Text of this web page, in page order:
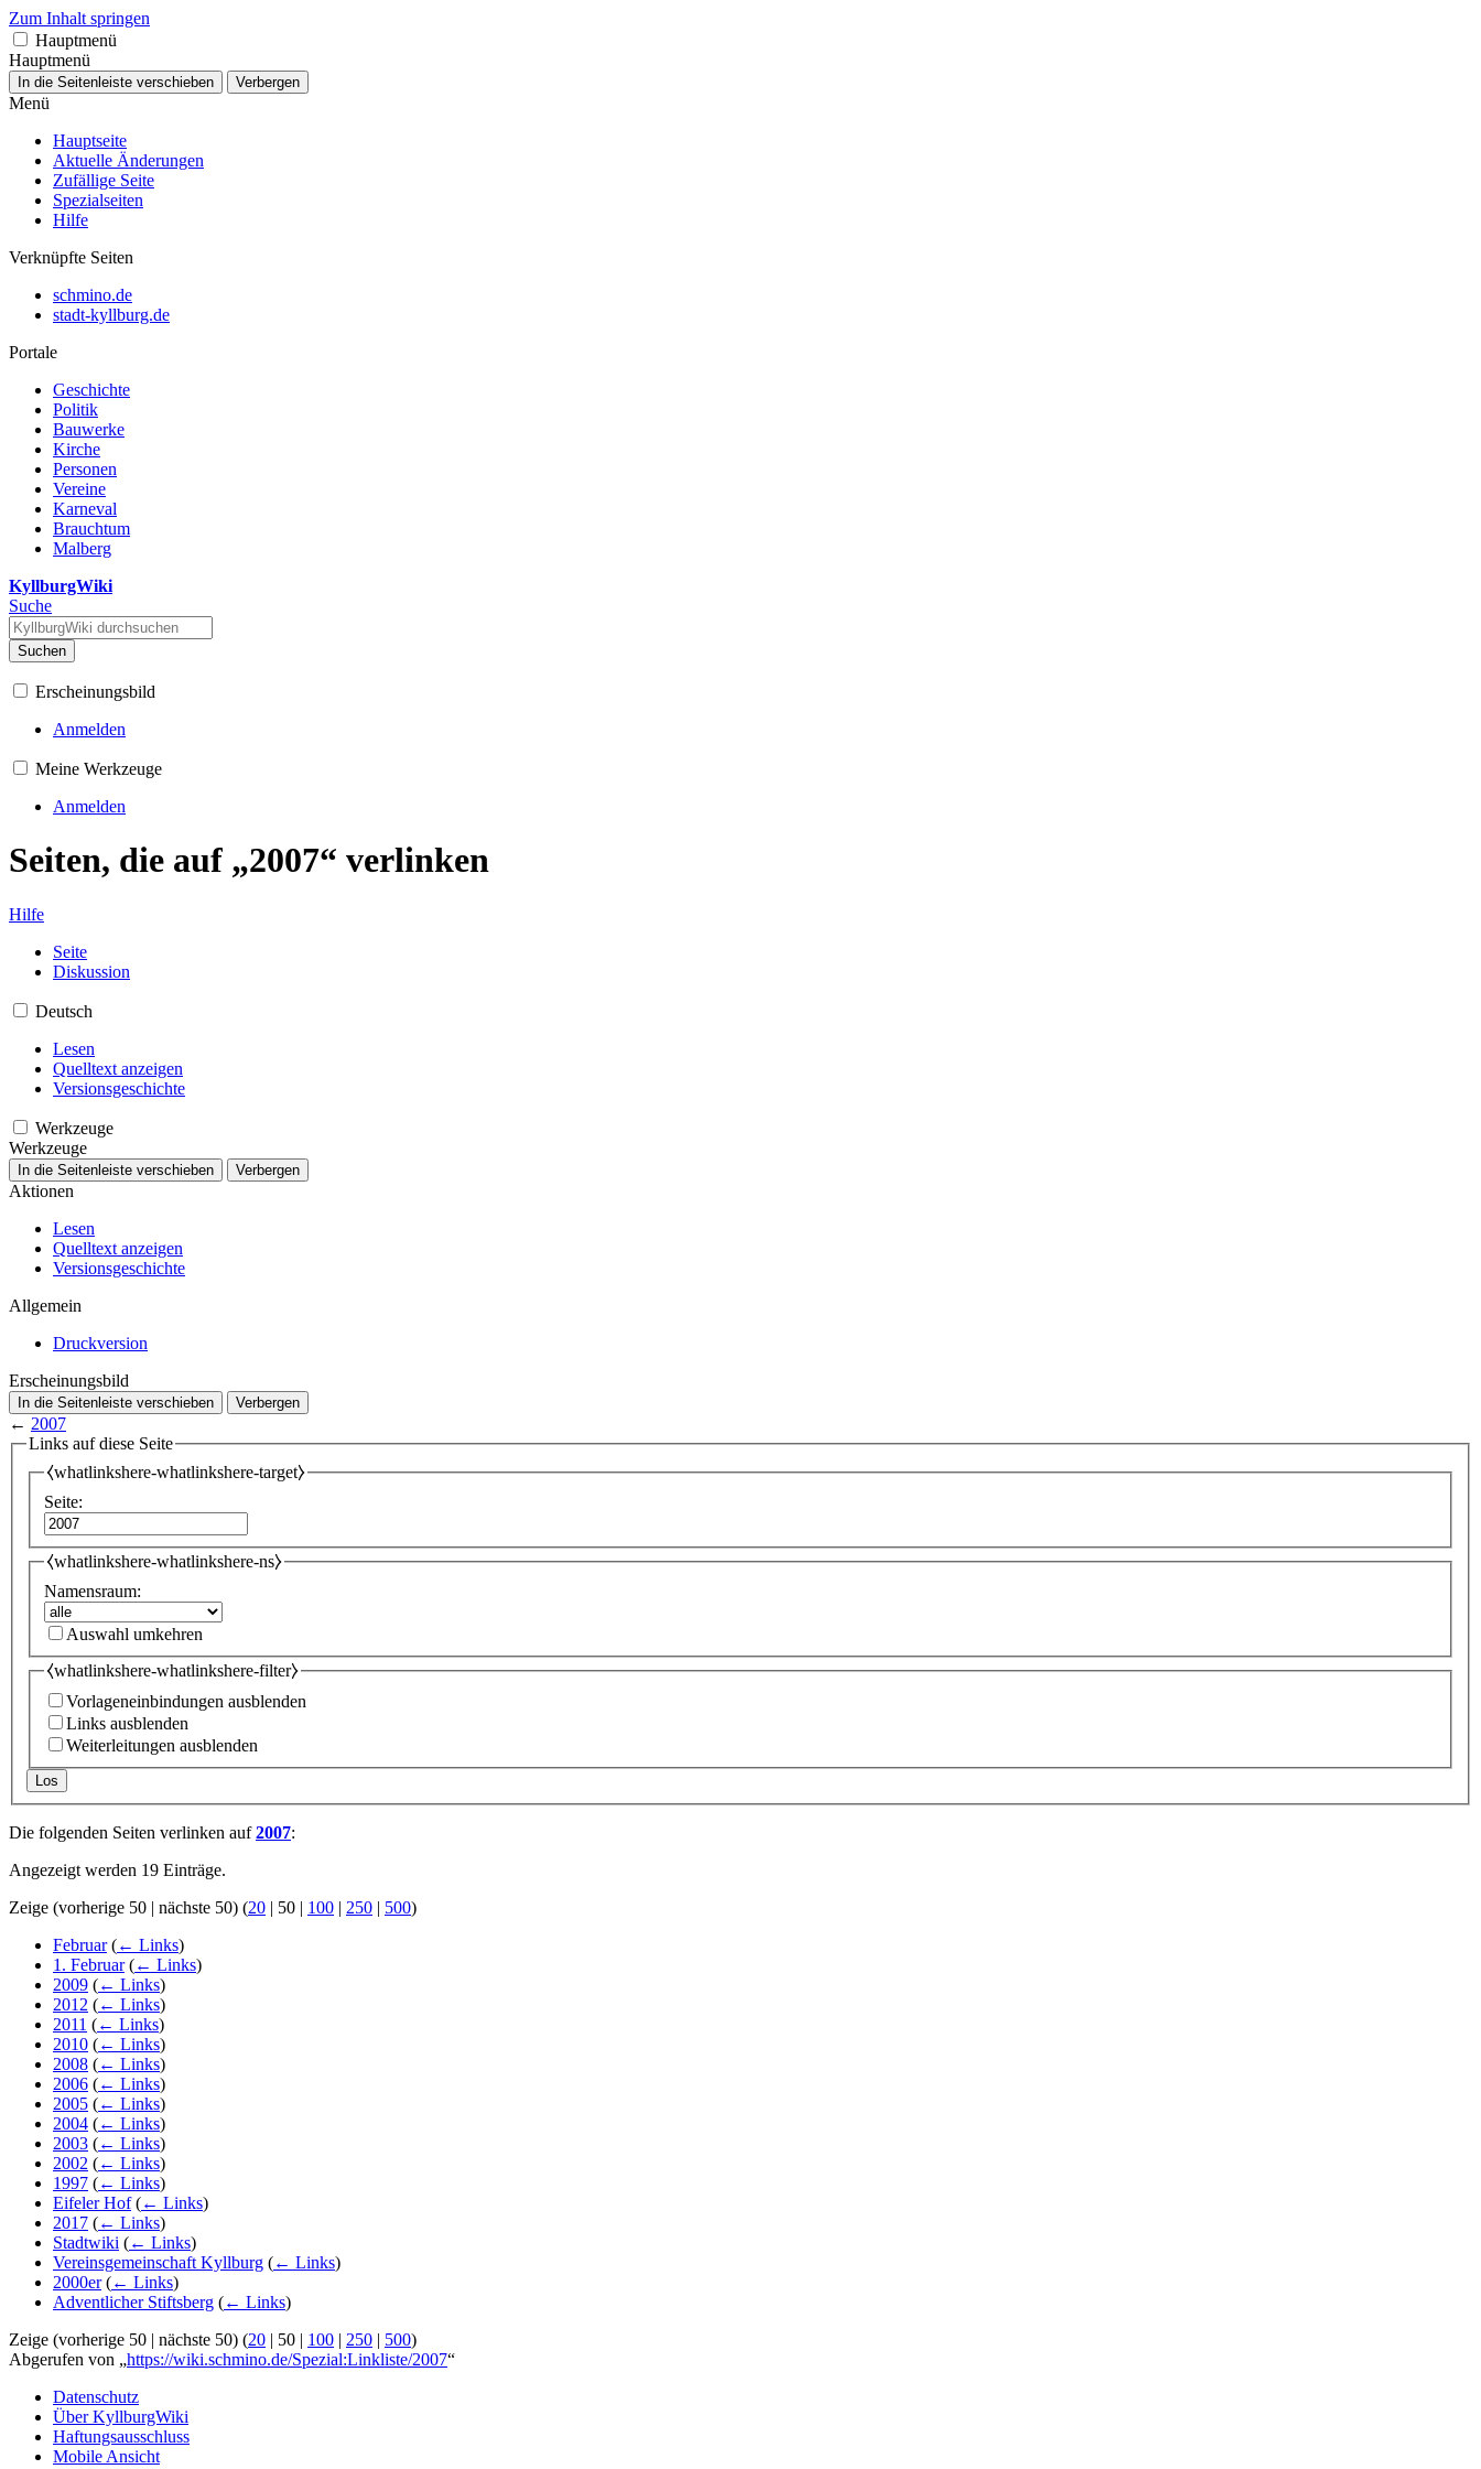
Zum Inhalt springen
Hauptmenü
Hauptmenü
In die Seitenleiste verschieben Verbergen
Menü
Hauptseite
Aktuelle Änderungen
Zufällige Seite
Spezialseiten
Hilfe
Verknüpfte Seiten
schmino.de
stadt-kyllburg.de
Portale
Geschichte
Politik
Bauwerke
Kirche
Personen
Vereine
Karneval
Brauchtum
Malberg
KyllburgWiki
Suche
Suchen
Erscheinungsbild
Anmelden
Meine Werkzeuge
Anmelden
Seiten, die auf „2007“ verlinken
Hilfe
Seite
Diskussion
Deutsch
Lesen
Quelltext anzeigen
Versionsgeschichte
Werkzeuge
Werkzeuge
In die Seitenleiste verschieben Verbergen
Aktionen
Lesen
Quelltext anzeigen
Versionsgeschichte
Allgemein
Druckversion
Erscheinungsbild
In die Seitenleiste verschieben Verbergen
← 2007
Links auf diese Seite
⧼whatlinkshere-whatlinkshere-target⧽
Seite:
⧼whatlinkshere-whatlinkshere-ns⧽
Namensraum:
Auswahl umkehren
⧼whatlinkshere-whatlinkshere-filter⧽
Vorlageneinbindungen ausblenden
Links ausblenden
Weiterleitungen ausblenden
Los
Die folgenden Seiten verlinken auf2007:
Angezeigt werden 19 Einträge.
Zeige (vorherige 50 | nächste 50) (20 | 50 | 100 | 250 | 500)
Februar (← Links)
1. Februar (← Links)
2009 (← Links)
2012 (← Links)
2011 (← Links)
2010 (← Links)
2008 (← Links)
2006 (← Links)
2005 (← Links)
2004 (← Links)
2003 (← Links)
2002 (← Links)
1997 (← Links)
Eifeler Hof (← Links)
2017 (← Links)
Stadtwiki (← Links)
Vereinsgemeinschaft Kyllburg (← Links)
2000er (← Links)
Adventlicher Stiftsberg (← Links)
Zeige (vorherige 50 | nächste 50) (20 | 50 | 100 | 250 | 500)
Abgerufen von „https://wiki.schmino.de/Spezial:Linkliste/2007“
Datenschutz
Über KyllburgWiki
Haftungsausschluss
Mobile Ansicht